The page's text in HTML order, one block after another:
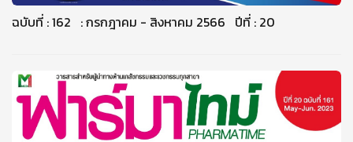
ฉบับที่ : 162 : กรกฎาคม - สิงหาคม 2566 ปีที่ : 20